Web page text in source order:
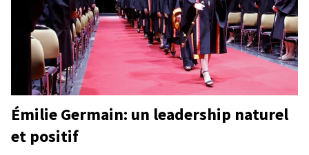
Émilie Germain: un leadership naturel
et positif